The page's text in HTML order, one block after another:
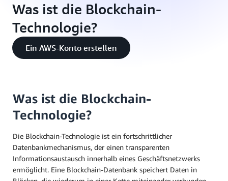
Was ist die Blockchain-
Technologie?
Ein AWS-Konto erstellen
Was ist die Blockchain-
Technologie?
Die Blockchain-Technologie ist ein fortschrittlicher
Datenbankmechanismus, der einen transparenten
Informationsaustausch innerhalb eines Geschäftsnetzwerks
ermöglicht. Eine Blockchain-Datenbank speichert Daten in